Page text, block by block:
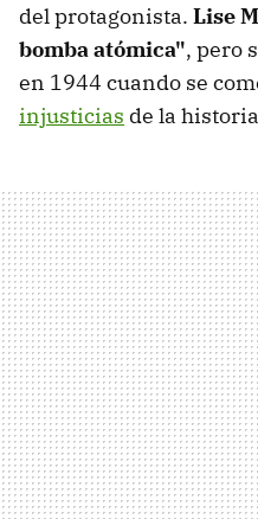
del protagonista. Lise
bomba atómica", pero
en 1944 cuando se
injusticias de la